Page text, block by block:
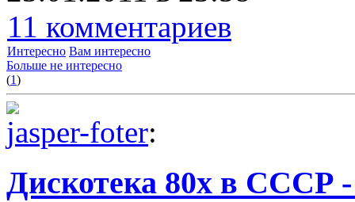
11 комментариев
Интересно Вам интересно
Больше не интересно
(1)
jasper-foter:
Дискотека 80х в СССР